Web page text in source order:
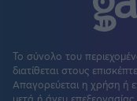
Το σύνολο του
διατίθεται στους
Απαγορεύεται η χρήση ή